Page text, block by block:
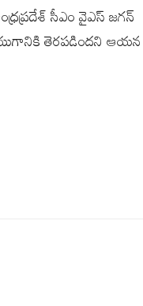
సీఎం వైఎస్ జగన్
తెరపడిందని ఆయన